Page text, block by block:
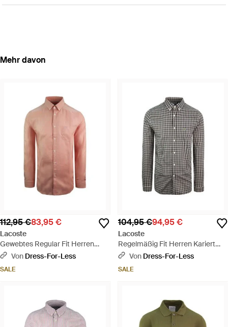
Mehr davon
112,95 €83,95 €
Lacoste
Gewebtes Regular Fit Herren
Pinkes Hemd - Pink
Von Dress-For-Less
SALE
104,95 €94,95 €
Lacoste
Regelmäßig Fit Herren Kariert
Schwarzes Hemd - Grau
Von Dress-For-Less
SALE